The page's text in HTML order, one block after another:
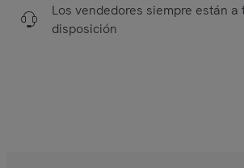
Los vendedores siempre están a
disposición